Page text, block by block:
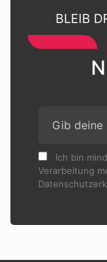
BLEIB
Ich bin
Verarbeitung